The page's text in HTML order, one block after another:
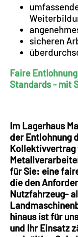
sicheren
Faire
Standards - mit
Im Lagerhaus
der Entlohnung
Kollektivvertrag
für Sie: eine
die den
Nutzfahrzeug-
hinaus ist für
und Ihr Einsatz